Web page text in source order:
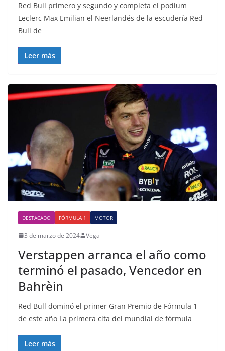
Red Bull primero y segundo y completa el podium
Leclerc Max Emilian el Neerlandés de la escudería Red
Bull de
Leer más
DESTACADO FÓRMULA 1 MOTOR
3 de marzo de 2024 Vega
Verstappen arranca el año como
terminó el pasado, Vencedor en
Bahrèin
Red Bull dominó el primer Gran Premio de Fórmula 1
de este año La primera cita del mundial de fórmula
Leer más